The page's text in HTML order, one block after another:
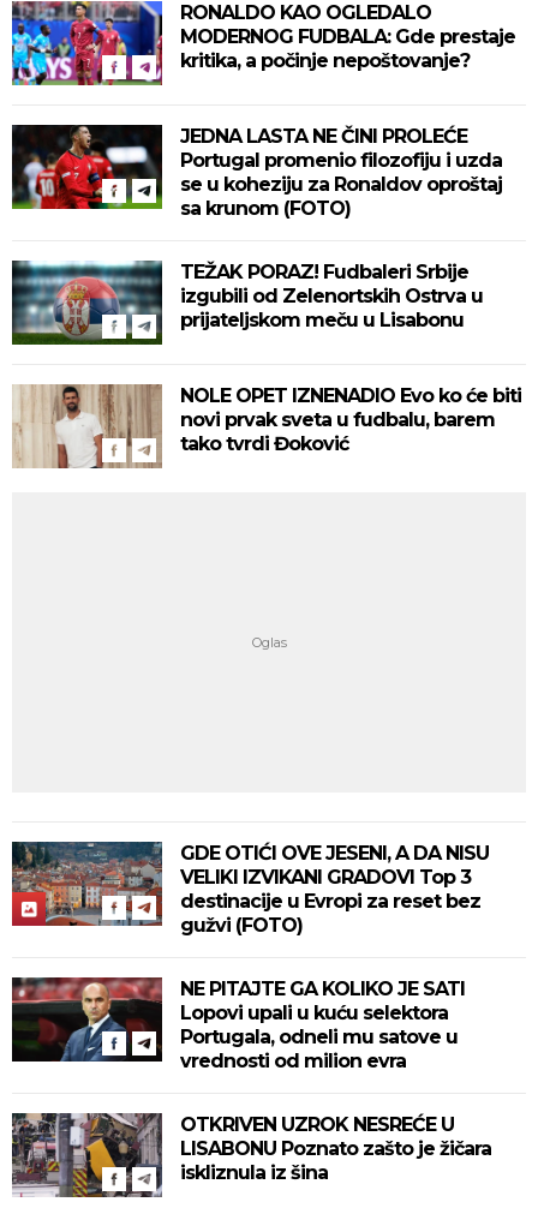
RONALDO KAO OGLEDALO
MODERNOG FUDBALA: Gde prestaje
kritika, a počinje nepoštovanje?
JEDNA LASTA NE ČINI PROLEĆE
Portugal promenio filozofiju i uzda
se u koheziju za Ronaldov oproštaj
sa krunom (FOTO)
TEŽAK PORAZ! Fudbaleri Srbije
izgubili od Zelenortskih Ostrva u
prijateljskom meču u Lisabonu
NOLE OPET IZNENADIO Evo ko će biti
novi prvak sveta u fudbalu, barem
tako tvrdi Đoković
GDE OTIĆI OVE JESENI, A DA NISU
VELIKI IZVIKANI GRADOVI Top 3
destinacije u Evropi za reset bez
gužvi (FOTO)
NE PITAJTE GA KOLIKO JE SATI
Lopovi upali u kuću selektora
Portugala, odneli mu satove u
vrednosti od milion evra
OTKRIVEN UZROK NESREĆE U
LISABONU Poznato zašto je žičara
iskliznula iz šina